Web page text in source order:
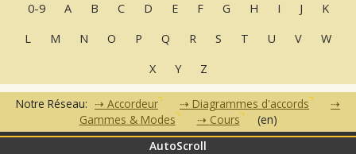
AutoScroll
0-9 A B C D E F G H I J
K
L
M N O P Q R S T U V
W
X
Y Z
Notre Réseau: Accordeur
Diagrammes d'accords
Gammes & Modes
Cours (en)
•Données Personnelles